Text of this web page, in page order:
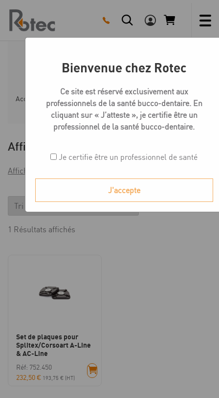
content
Système Splitex
Accueil Boutique Système de plaques Système
Affiner
Afficher les filtres
1 Résultats affichés
Set de plaques pour
Splitex/Corsoart A-Line
& AC-Line
Réf: 752.450
232,50€ 193,75 € (HT)
Bienvenue chez Rotec
Ce site est réservé exclusivement aux
professionnels de la santé bucco-dentaire. En
cliquant sur « J’atteste », je certifie être un
professionnel de la santé bucco-dentaire.
Je certifie être un professionnel de santé
J'accepte